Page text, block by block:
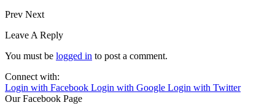
Prev Next
Leave A Reply
You must be logged in to post a comment.
Connect with:
Login with Facebook Login with Google Login with Twitter
Our Facebook Page